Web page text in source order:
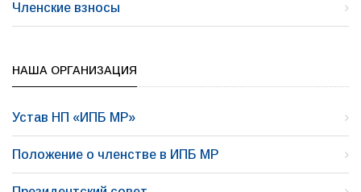
Членские взносы
НАША ОРГАНИЗАЦИЯ
Устав НП «ИПБ МР»
Положение о членстве в ИПБ МР